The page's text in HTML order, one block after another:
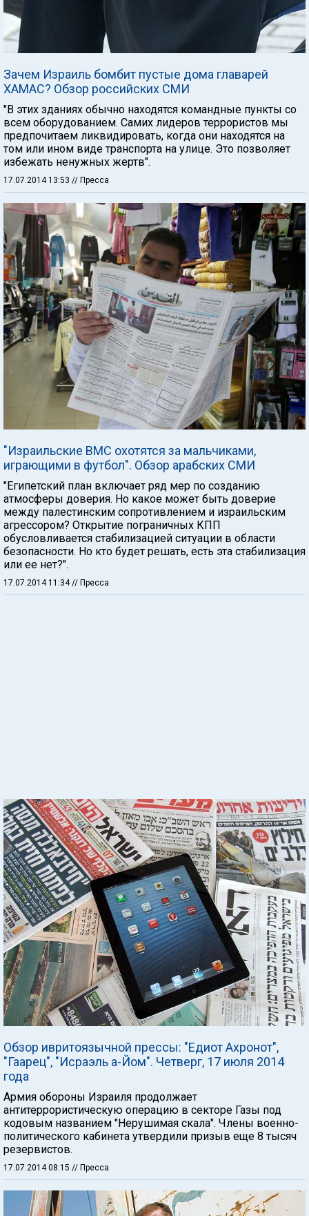
Зачем Израиль бомбит пустые дома главарей
ХАМАС? Обзор российских СМИ
"В этих зданиях обычно находятся командные пункты со
всем оборудованием. Самих лидеров террористов мы
предпочитаем ликвидировать, когда они находятся на
том или ином виде транспорта на улице. Это позволяет
избежать ненужных жертв".
17.07.2014 13:53 // Пресса
"Израильские ВМС охотятся за мальчиками,
играющими в футбол". Обзор арабских СМИ
"Египетский план включает ряд мер по созданию
атмосферы доверия. Но какое может быть доверие
между палестинским сопротивлением и израильским
агрессором? Открытие пограничных КПП
обусловливается стабилизацией ситуации в области
безопасности. Но кто будет решать, есть эта стабилизация
или ее нет?".
17.07.2014 11:34// Пресса
Обзор ивритоязычной прессы: "Едиот Ахронот",
"Гаарец", "Исраэль а-Йом". Четверг, 17 июля 2014
года
Армия обороны Израиля продолжает
антитеррористическую операцию в секторе Газы под
кодовым названием "Нерушимая скала". Члены военно-
политического кабинета утвердили призыв еще 8 тысяч
резервистов.
17.07.2014 08:15 // Пресса